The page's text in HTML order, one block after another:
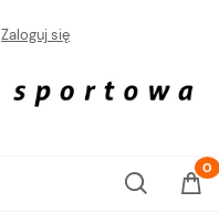
Zaloguj się